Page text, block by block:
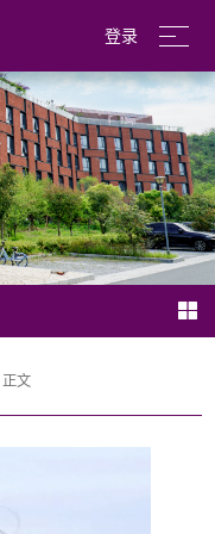
登录
English
正文